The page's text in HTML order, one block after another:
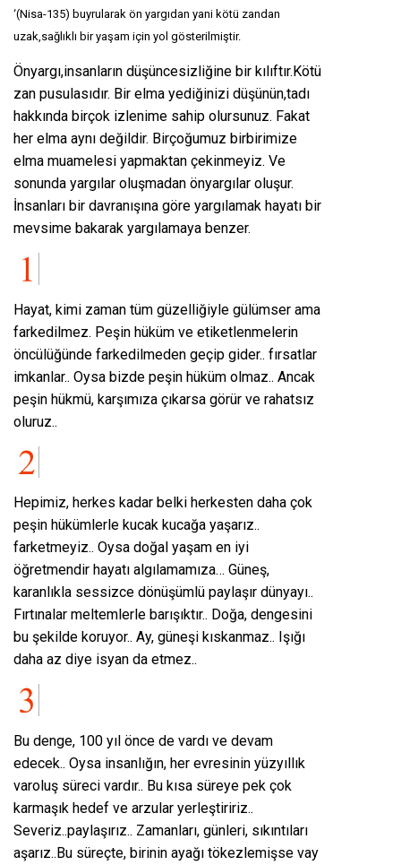
‘(Nisa-135) buyrularak ön yargıdan yani kötü zandan
uzak,sağlıklı bir yaşam için yol gösterilmiştir.
Önyargı,insanların düşüncesizliğine bir kılıftır.Kötü
zan pusulasıdır. Bir elma yediğinizi düşünün,tadı
hakkında birçok izlenime sahip olursunuz. Fakat
her elma aynı değildir. Birçoğumuz birbirimize
elma muamelesi yapmaktan çekinmeyiz. Ve
sonunda yargılar oluşmadan önyargılar oluşur.
İnsanları bir davranışına göre yargılamak hayatı bir
mevsime bakarak yargılamaya benzer.
Hayat, kimi zaman tüm güzelliğiyle gülümser ama
farkedilmez. Peşin hüküm ve etiketlenmelerin
öncülüğünde farkedilmeden geçip gider.. fırsatlar
imkanlar.. Oysa bizde peşin hüküm olmaz.. Ancak
peşin hükmü, karşımıza çıkarsa görür ve rahatsız
oluruz..
Hepimiz, herkes kadar belki herkesten daha çok
peşin hükümlerle kucak kucağa yaşarız..
farketmeyiz.. Oysa doğal yaşam en iyi
öğretmendir hayatı algılamamıza… Güneş,
karanlıkla sessizce dönüşümlü paylaşır dünyayı..
Fırtınalar meltemlerle barışıktır.. Doğa, dengesini
bu şekilde koruyor.. Ay, güneşi kıskanmaz.. Işığı
daha az diye isyan da etmez..
Bu denge, 100 yıl önce de vardı ve devam
edecek.. Oysa insanlığın, her evresinin yüzyıllık
varoluş süreci vardır.. Bu kısa süreye pek çok
karmaşık hedef ve arzular yerleştiririz..
Severiz..paylaşırız.. Zamanları, günleri, sıkıntıları
aşarız..Bu süreçte, birinin ayağı tökezlemişse vay